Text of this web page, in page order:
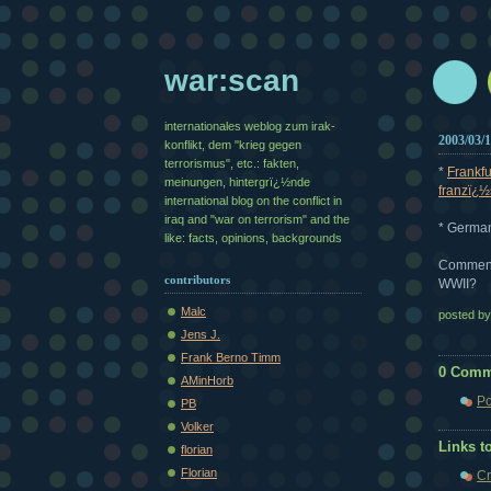
2003/03/
*
*
WWII?
posted
0
Links
war:scan
internationales weblog zum irak-
konflikt, dem "krieg gegen
terrorismus", etc.: fakten,
meinungen, hintergrï¿½nde
international blog on the conflict in
iraq and "war on terrorism" and the
like: facts, opinions, backgrounds
contributors
Malc
Jens J.
Frank Berno Timm
AMinHorb
PB
Volker
florian
Florian